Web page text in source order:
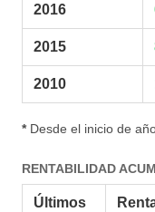
2016
2015
2010
*Desde el inicio de
RENTABILIDAD
Últimos